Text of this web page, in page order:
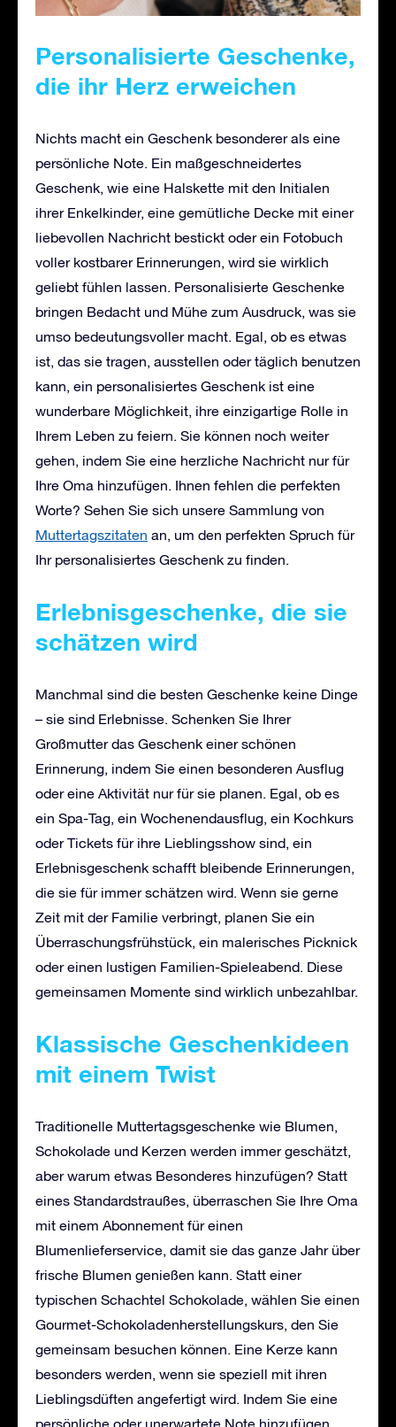
Personalisierte Geschenke,
die ihr Herz erweichen
Nichts macht ein Geschenk besonderer als eine
persönliche Note. Ein maßgeschneidertes
Geschenk, wie eine Halskette mit den Initialen
ihrer Enkelkinder, eine gemütliche Decke mit einer
liebevollen Nachricht bestickt oder ein Fotobuch
voller kostbarer Erinnerungen, wird sie wirklich
geliebt fühlen lassen. Personalisierte Geschenke
bringen Bedacht und Mühe zum Ausdruck, was sie
umso bedeutungsvoller macht. Egal, ob es etwas
ist, das sie tragen, ausstellen oder täglich benutzen
kann, ein personalisiertes Geschenk ist eine
wunderbare Möglichkeit, ihre einzigartige Rolle in
Ihrem Leben zu feiern. Sie können noch weiter
gehen, indem Sie eine herzliche Nachricht nur für
Ihre Oma hinzufügen. Ihnen fehlen die perfekten
Worte? Sehen Sie sich unsere Sammlung von
Muttertagszitaten an, um den perfekten Spruch für
Ihr personalisiertes Geschenk zu finden.
Erlebnisgeschenke, die sie
schätzen wird
Manchmal sind die besten Geschenke keine Dinge
– sie sind Erlebnisse. Schenken Sie Ihrer
Großmutter das Geschenk einer schönen
Erinnerung, indem Sie einen besonderen Ausflug
oder eine Aktivität nur für sie planen. Egal, ob es
ein Spa-Tag, ein Wochenendausflug, ein Kochkurs
oder Tickets für ihre Lieblingsshow sind, ein
Erlebnisgeschenk schafft bleibende Erinnerungen,
die sie für immer schätzen wird. Wenn sie gerne
Zeit mit der Familie verbringt, planen Sie ein
Überraschungsfrühstück, ein malerisches Picknick
oder einen lustigen Familien-Spieleabend. Diese
gemeinsamen Momente sind wirklich unbezahlbar.
Klassische Geschenkideen
mit einem Twist
Traditionelle Muttertagsgeschenke wie Blumen,
Schokolade und Kerzen werden immer geschätzt,
aber warum etwas Besonderes hinzufügen? Statt
eines Standardstraußes, überraschen Sie Ihre Oma
mit einem Abonnement für einen
Blumenlieferservice, damit sie das ganze Jahr über
frische Blumen genießen kann. Statt einer
typischen Schachtel Schokolade, wählen Sie einen
Gourmet-Schokoladenherstellungskurs, den Sie
gemeinsam besuchen können. Eine Kerze kann
besonders werden, wenn sie speziell mit ihren
Lieblingsdüften angefertigt wird. Indem Sie eine
persönliche oder unerwartete Note hinzufügen,